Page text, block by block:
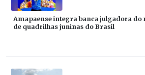
Amapaense integra banca julgadora do
de quadrilhas juninas do Brasil